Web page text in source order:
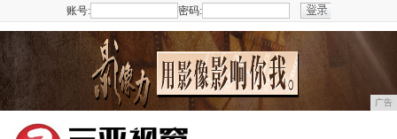
账号: 密码:
广告